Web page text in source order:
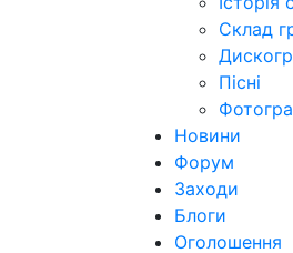
Склад
Пісні
Новини
Форум
Заходи
Блоги
Оголошення